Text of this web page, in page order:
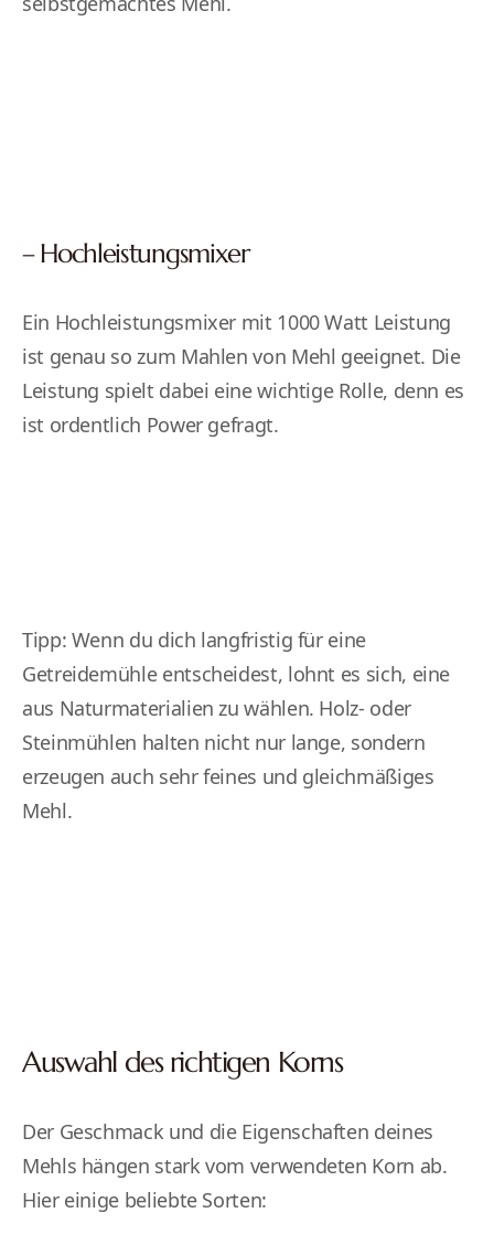
– Hochleistungsmixer
Ein Hochleistungsmixer mit 1000 Watt Leistung
ist genau so zum Mahlen von Mehl geeignet. Die
Leistung spielt dabei eine wichtige Rolle, denn es
ist ordentlich Power gefragt.
Tipp: Wenn du dich langfristig für eine
Getreidemühle entscheidest, lohnt es sich, eine
aus Naturmaterialien zu wählen. Holz- oder
Steinmühlen halten nicht nur lange, sondern
erzeugen auch sehr feines und gleichmäßiges
Mehl.
Auswahl des richtigen Korns
Der Geschmack und die Eigenschaften deines
Mehls hängen stark vom verwendeten Korn ab.
Hier einige beliebte Sorten: